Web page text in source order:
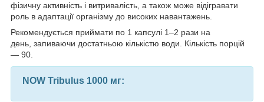
фізичну активність і витривалість, а також може відігравати
роль в адаптації організму до високих навантажень.
Рекомендується приймати по 1 капсулі 1–2 рази на
день, запиваючи достатньою кількістю води. Кількість порцій
— 90.
NOW Tribulus 1000 мг: